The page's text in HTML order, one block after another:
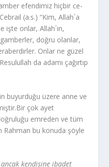
efendimiz hiçbir ce­
(a.s.) “Kim, Allah´a
işte onlar, Allah´ın,
doğru olan­lar,
Onlar ne güzel
da adamı çağırtıp
buyurduğu üzere anne ve
çok ayet
emreden ve tüm
Rahman bu konuda şöyle
kendisine ibadet